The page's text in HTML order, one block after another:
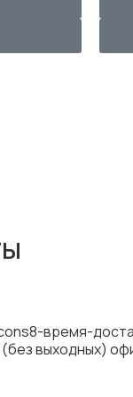
выходных)